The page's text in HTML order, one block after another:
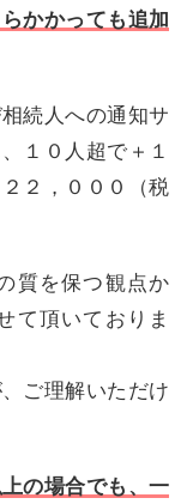
かかっても追加
続人への通知サ
１０人超で＋１
２，０００（税
質を保つ観点か
て頂いておりま
ご理解いただけ
上の場合でも、一